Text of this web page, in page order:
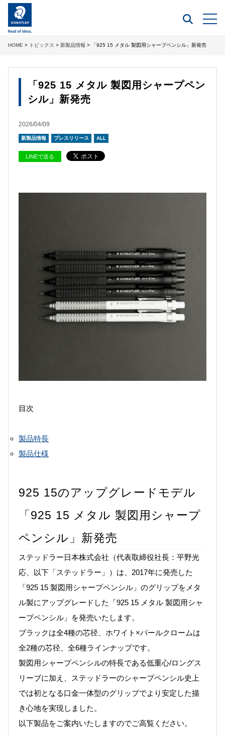
HOME > トピックス > 新製品情報 > 「925 15 メタル 製図用シャープペンシル」新発売
「925 15 メタル 製図用シャープペン
シル」新発売
2026/04/09
新製品情報 プレスリリース ALL
LINEで送る
目次
製品特長
製品仕様
925 15のアップグレードモデル
「925 15 メタル 製図用シャープ
ペンシル」新発売
ステッドラー日本株式会社（代表取締役社長：平野光
応、以下「ステッドラー」）は、2017年に発売した
「925 15 製図用シャープペンシル」のグリップをメタ
ル製にアップグレードした「925 15 メタル 製図用シャ
ープペンシル」を発売いたします。
ブラックは全4種の芯径、ホワイト×パールクロームは
全2種の芯径、全6種ラインナップです。
製図用シャープペンシルの特長である低重心/ロングス
リーブに加え、ステッドラーのシャープペンシル史上
では初となる口金一体型のグリップでより安定した描
き心地を実現しました。
以下製品をご案内いたしますのでご高覧ください。